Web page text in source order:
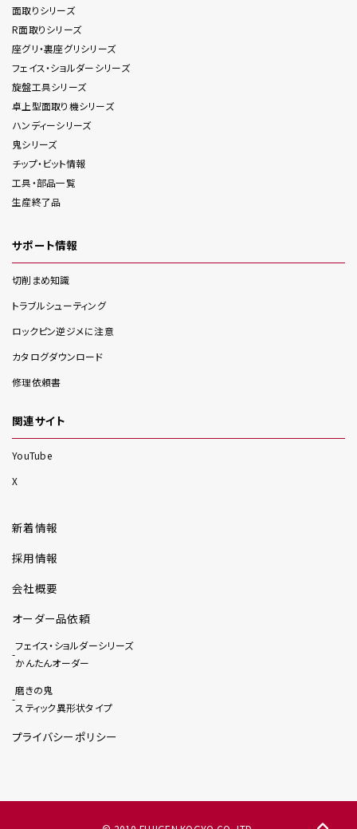
面取りシリーズ
R面取りシリーズ
座グリ・裏座グリシリーズ
フェイス・ショルダーシリーズ
旋盤工具シリーズ
卓上型面取り機シリーズ
ハンディーシリーズ
鬼シリーズ
チップ・ビット情報
工具・部品一覧
生産終了品
サポート情報
切削まめ知識
トラブルシューティング
ロックピン逆ジメに注意
カタログダウンロード
修理依頼書
関連サイト
YouTube
X
新着情報
採用情報
会社概要
オーダー品依頼
フェイス・ショルダーシリーズ
かんたんオーダー
磨きの鬼
スティック異形状タイプ
プライバシーポリシー